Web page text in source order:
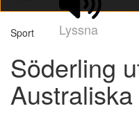
Lyssna
Sport
Söderling